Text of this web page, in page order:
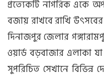
প্রত্যেকটি নাগরিক একে
বজায় রাখবে রাখি
দিনাজপুর জেলার
ওয়ার্ড বড়বাজার এলাকা যা
সুপরিচিত সেখানে বিভিন্ন